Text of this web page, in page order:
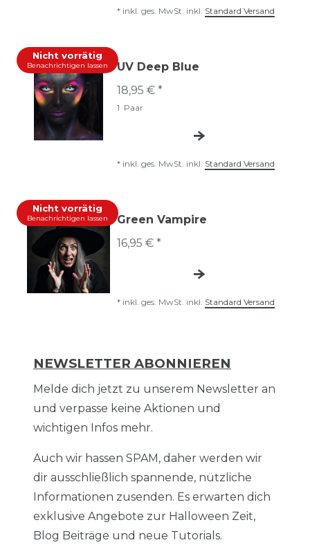
* inkl. ges. MwSt. inkl. Standard Versand
Nicht vorrätig
Benachrichtigen lassen
UV Deep Blue
18,95 € *
1 Paar
* inkl. ges. MwSt. inkl. Standard Versand
Nicht vorrätig
Benachrichtigen lassen
Green Vampire
16,95 € *
* inkl. ges. MwSt. inkl. Standard Versand
NEWSLETTER ABONNIEREN
Melde dich jetzt zu unserem Newsletter an
und verpasse keine Aktionen und
wichtigen Infos mehr.
Auch wir hassen SPAM, daher werden wir
dir ausschließlich spannende, nützliche
Informationen zusenden. Es erwarten dich
exklusive Angebote zur Halloween Zeit,
Blog Beiträge und neue Tutorials.